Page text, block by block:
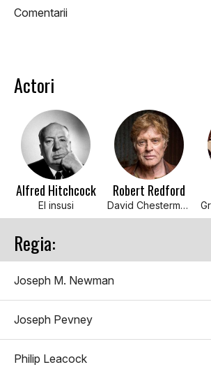
Comentarii
Actori
Alfred Hitchcock
El insusi
Robert Redford
David Chesterman / Chuck Marsden
Regia:
Joseph M. Newman
Joseph Pevney
Philip Leacock